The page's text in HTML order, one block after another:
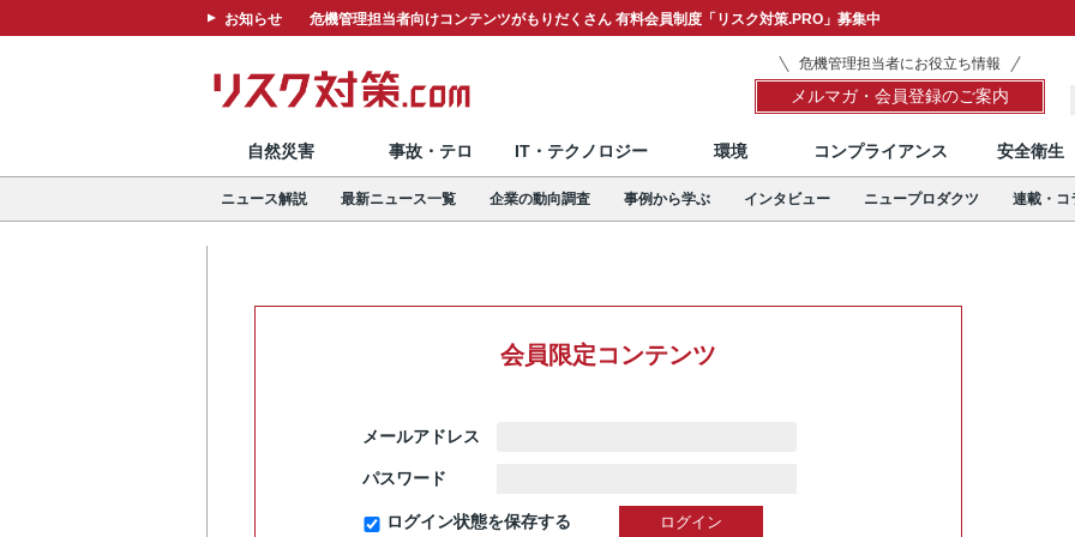
お知らせ 危機管理担当者向けコンテンツがもりだくさん 有料会員制度「リスク対策.PRO」募集中
危機管理担当者にお役立ち情報
メルマガ・会員登録のご案内
自然災害 事故・テロ IT・テクノロジー 環境 コンプライアンス 安全衛生
ニュース解説 最新ニュース一覧 企業の動向調査 事例から学ぶ インタビュー ニュープロダクツ 連載・コ
会員限定コンテンツ
メールアドレス
パスワード
ログイン状態を保存する